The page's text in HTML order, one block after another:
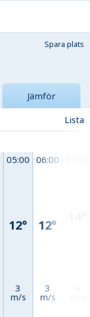
Spara plats
Jämför
Lista
05:00
12°
3
m/s
06:00
12°
3
m/s